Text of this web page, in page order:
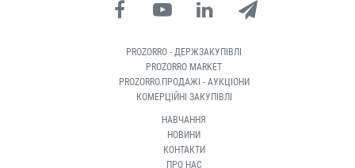
PROZORRO - ДЕРЖЗАКУПІВЛІ
PROZORRO MARKET
PROZORRO.ПРОДАЖІ - АУКЦІОНИ
КОМЕРЦІЙНІ ЗАКУПІВЛІ
НАВЧАННЯ
НОВИНИ
КОНТАКТИ
ПРО НАС